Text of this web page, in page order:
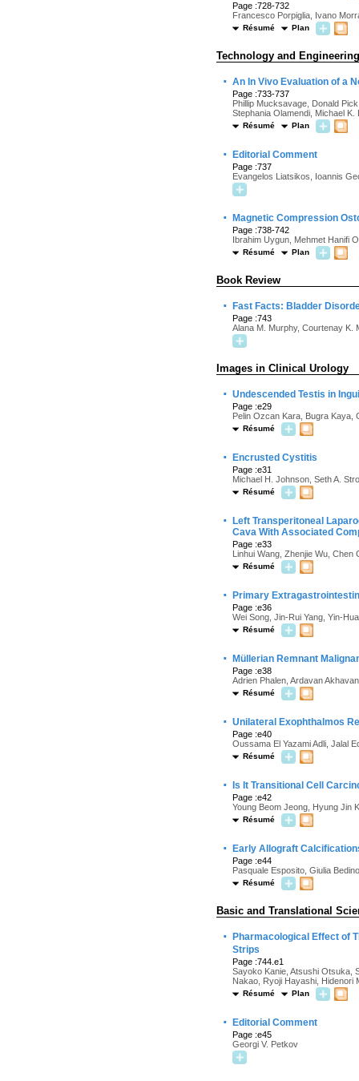
Page :728-732
Francesco Porpiglia, Ivano
Résumé Plan
Technology and Engineering
· An In Vivo Evaluation of a
Page :733-737
Phillip Mucksavage, Donald
Stephania Olamendi, Michael
Résumé Plan
· Editorial Comment
Page :737
Evangelos Liatsikos, Ioannis
· Magnetic Compression
Page :738-742
Ibrahim Uygun, Mehmet Hanifi
Résumé Plan
Book Review
· Fast Facts: Bladder
Page :743
Alana M. Murphy, Courtenay K.
Images in Clinical Urology
· Undescended Testis in
Page :e29
Pelin Ozcan Kara, Bugra Kaya,
Résumé
· Encrusted Cystitis
Page :e31
Michael H. Johnson, Seth A.
Résumé
·
Left Transperitoneal
Cava With Associated
Page :e33
Linhui Wang, Zhenjie Wu, Chen
Résumé
· Primary
Page :e36
Wei Song, Jin-Rui Yang, Yin-
Résumé
· Müllerian Remnant
Page :e38
Adrien Phalen, Ardavan
Résumé
· Unilateral Exophthalmos
Page :e40
Oussama El Yazami Adli, Jalal
Résumé
· Is It Transitional Cell
Page :e42
Young Beom Jeong, Hyung Jin
Résumé
· Early Allograft
Page :e44
Pasquale Esposito, Giulia
Résumé
Basic and Translational
·
Pharmacological Effect of
Strips
Page :744.e1
Sayoko Kanie, Atsushi Otsuka,
Nakao, Ryoji Hayashi, Hidenori
Résumé Plan
· Editorial Comment
Page :e45
Georgi V. Petkov